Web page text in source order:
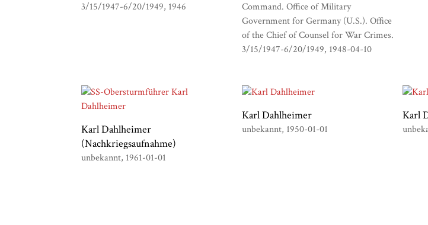
3/15/1947-6/20/1949 1946
Command. Office of Military
Government for Germany (U.S.). Office
of the Chief of Counsel for War Crimes.
3/15/1947-6/20/1949 1948-04-10
Karl Dahlheimer
(Nachkriegsaufnahme)
unbekannt 1961-01-01
Karl Dahlheimer
unbekannt 1950-01-01
Karl